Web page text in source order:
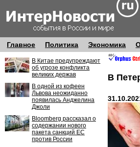
Главное Политика Экономика
В Китае предупреждают
об угрозе конфликта
великих держав
В одной из кофеен
Львова неожиданно
появилась Анджелина
Джоли
Bloomberg рассказал о
содержании нового
пакета санкций ЕС
против России
В